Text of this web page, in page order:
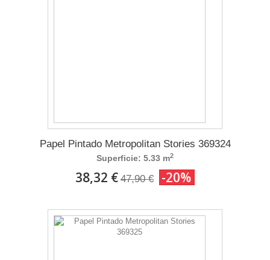
Papel Pintado Metropolitan Stories 369324
Superficie: 5.33 m2
38,32 € 47,90 € -20%